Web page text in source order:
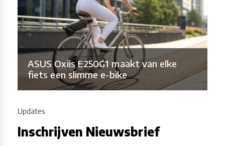
ASUS Oxiis E250G1 maakt van elke
fiets een slimme e-bike
Updates
Inschrijven Nieuwsbrief